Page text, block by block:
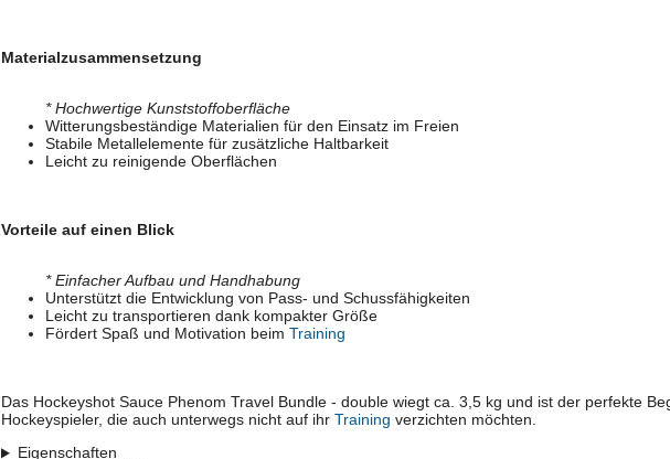
Materialzusammensetzung
* Hochwertige Kunststoffoberfläche
Witterungsbeständige Materialien für den Einsatz im Freien
Stabile Metallelemente für zusätzliche Haltbarkeit
Leicht zu reinigende Oberflächen
Vorteile auf einen Blick
* Einfacher Aufbau und Handhabung
Unterstützt die Entwicklung von Pass- und Schussfähigkeiten
Leicht zu transportieren dank kompakter Größe
Fördert Spaß und Motivation beim Training
Das Hockeyshot Sauce Phenom Travel Bundle - double wiegt ca. 3,5 kg und ist der perfekte
Hockeyspieler, die auch unterwegs nicht auf ihr Training verzichten möchten.
Eigenschaften